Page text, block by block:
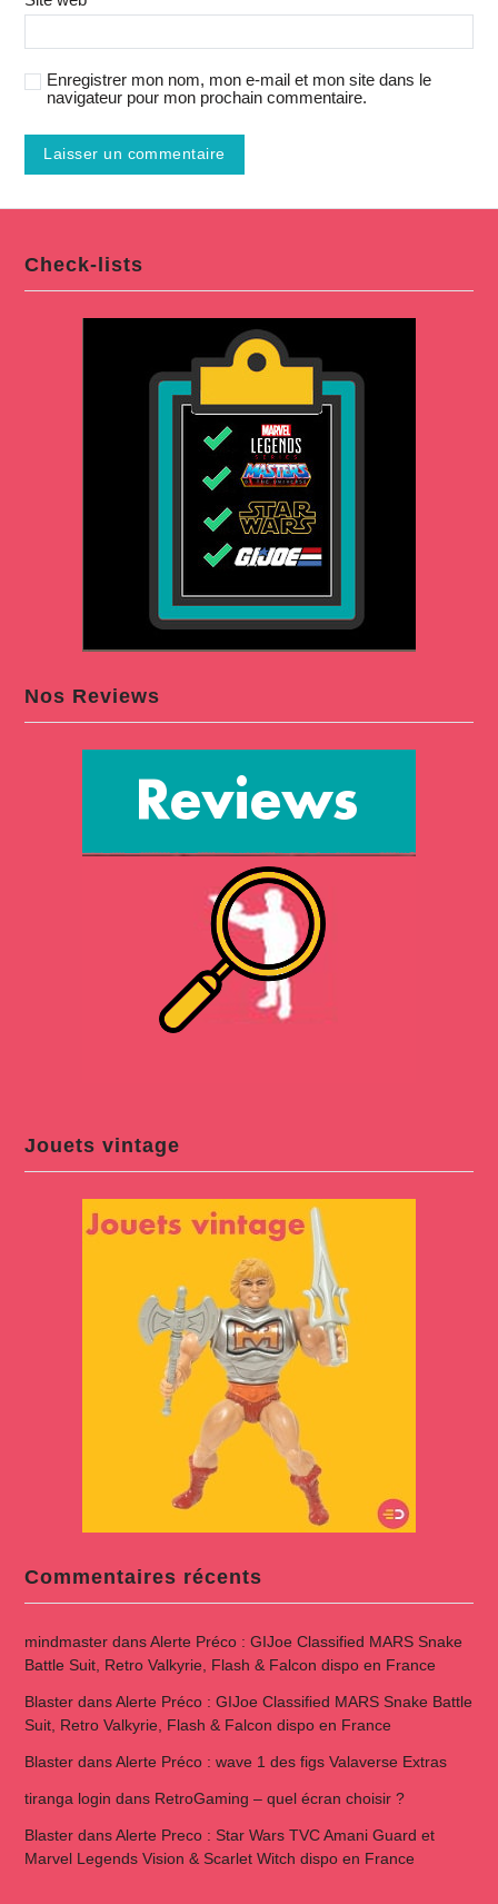
Enregistrer mon nom, mon e-mail et mon site dans le
navigateur pour mon prochain commentaire.
Check-lists
Nos Reviews
Jouets vintage
Commentaires récents
mindmasterdansAlerte Préco : GIJoe Classified MARS Snake
Battle Suit, Retro Valkyrie, Flash & Falcon dispo en France
BlasterdansAlerte Préco : GIJoe Classified MARS Snake Battle
Suit, Retro Valkyrie, Flash & Falcon dispo en France
BlasterdansAlerte Préco : wave 1 des figs Valaverse Extras
tiranga login dans RetroGaming – quel écran choisir ?
BlasterdansAlerte Preco : Star Wars TVC Amani Guard et
Marvel Legends Vision & Scarlet Witch dispo en France